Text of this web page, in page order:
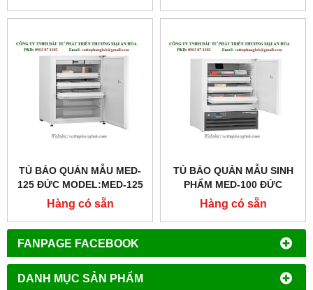
FANPAGE FACEBOOK
DANH MỤC SẢN PHẨM
TỦ BẢO QUẢN MẪU MED-
125 ĐỨC MODEL:MED-125
Hàng có sẵn
TỦ BẢO QUẢN MẪU SINH
PHẨM MED-100 ĐỨC
MODEL:MED-100
Hàng có sẵn